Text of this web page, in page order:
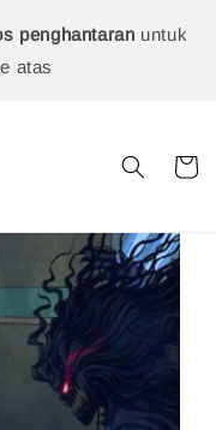
penghantaran untuk
atas